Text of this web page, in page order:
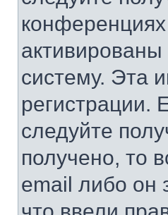
систему. Эта
регистрации.
следуйте
получено, то
email либо он